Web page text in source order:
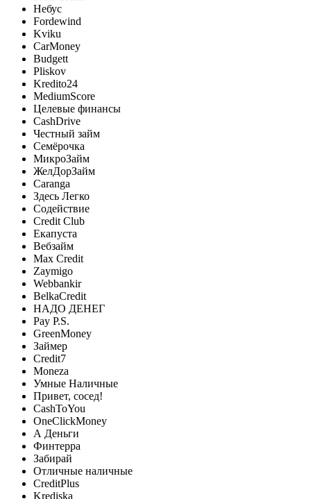
Небус
Fordewind
Kviku
CarMoney
Budgett
Pliskov
Kredito24
MediumScore
Целевые финансы
CashDrive
Честный займ
Семёрочка
МикроЗайм
ЖелДорЗайм
Caranga
Здесь Легко
Содействие
Credit Club
Екапуста
Вебзайм
Max Credit
Zaymigo
Webbankir
BelkaCredit
НАДО ДЕНЕГ
Pay P.S.
GreenMoney
Займер
Credit7
Moneza
Умные Наличные
Привет, сосед!
CashToYou
OneClickMoney
А Деньги
Финтерра
Забирай
Отличные наличные
CreditPlus
Krediska